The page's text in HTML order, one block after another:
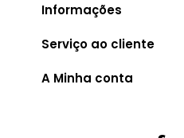
Informações
Serviço ao cliente
A Minha conta